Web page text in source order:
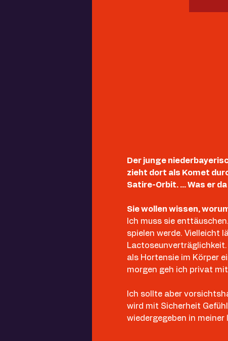
Der junge
zieht dort als Komet
Satire-Orbit. … Was er
Sie wollen wissen,
Ich muss sie
spielen werde. Vielleicht
als Hortensie im Körper
morgen geh ich privat
Ich sollte aber
wird mit Sicherheit
wiedergegeben in